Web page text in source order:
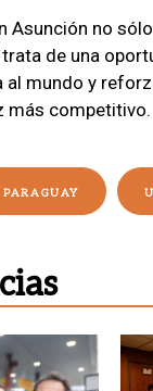
Asunción no
de una
al mundo y
más competitivo.
PARAGUAY